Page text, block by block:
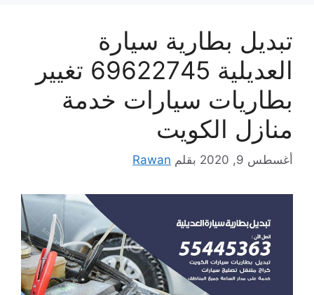
تبديل بطارية سيارة
العديلية 69622745 تغيير
بطاريات سيارات خدمة
منازل الكويت
أغسطس 9, 2020 بقلم Rawan